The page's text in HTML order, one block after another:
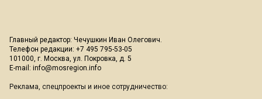
Главный редактор: Чечушкин Иван Олегович.
Телефон редакции: +7 495 795-53-05
101000, г. Москва, ул. Покровка, д. 5
E-mail: info@mosregion.info
Реклама, спецпроекты и иное сотрудничество: